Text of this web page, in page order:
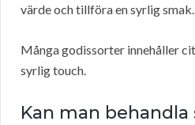
värde och tillföra en syrlig smak.
Många godissorter innehåller
syrlig touch.
Kan man behandla